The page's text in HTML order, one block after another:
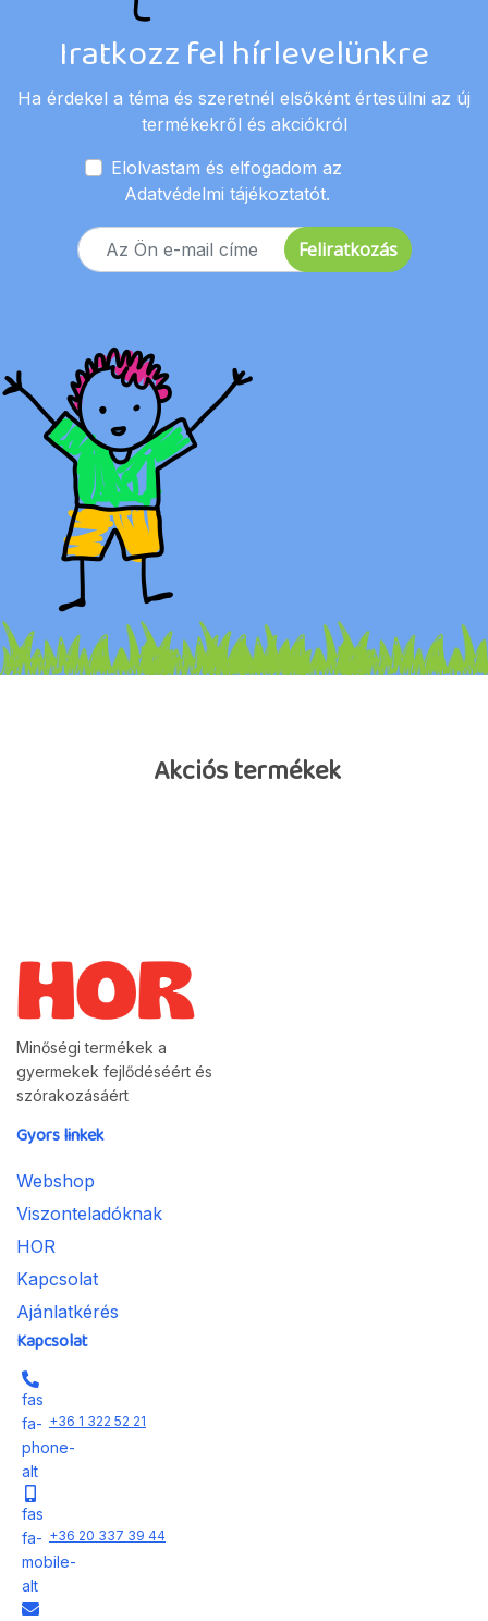
Iratkozz fel hírlevelünkre
Ha érdekel a téma és szeretnél elsőként értesülni az új
termékekről és akciókról
Elolvastam és elfogadom az
Adatvédelmi tájékoztatót.
Feliratkozás
Akciós termékek
Minőségi termékek a
gyermekek fejlődéséért és
szórakozásáért
Gyors linkek
Webshop
Viszonteladóknak
HOR
Kapcsolat
Ajánlatkérés
Kapcsolat
fas
fa-
phone-
alt
+36 1 322 52 21
fas
fa-
mobile-
alt
+36 20 337 39 44